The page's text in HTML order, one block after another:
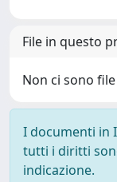
File in questo
Non ci sono
I documenti in
tutti i diritti
indicazione.